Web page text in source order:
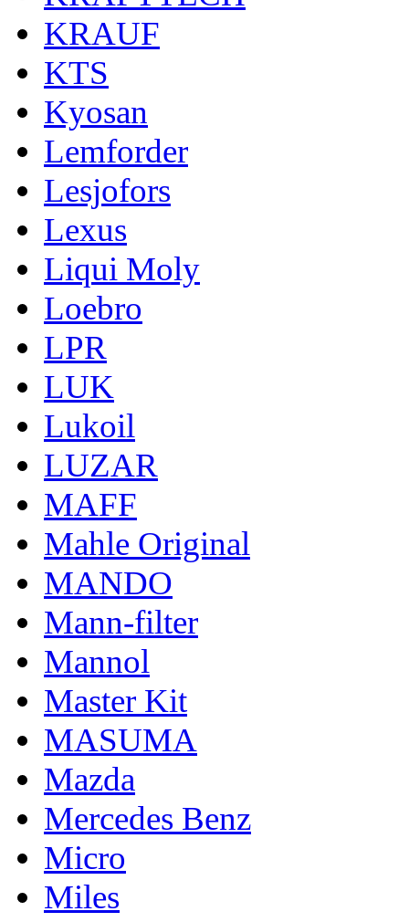
KRAUF
KTS
Kyosan
Lemforder
Lesjofors
Lexus
Liqui Moly
Loebro
LPR
LUK
Lukoil
LUZAR
MAFF
Mahle Original
MANDO
Mann-filter
Mannol
Master Kit
MASUMA
Mazda
Mercedes Benz
Micro
Miles